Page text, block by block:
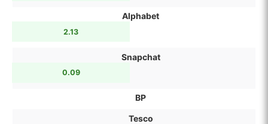
Alphabet
2.13
Snapchat
0.09
BP
Tesco